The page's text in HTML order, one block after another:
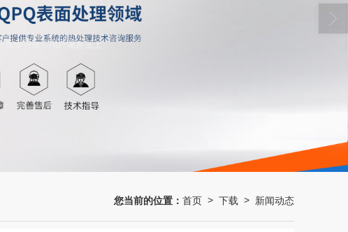
您当前的位置： 首页 > 下载 > 新闻动态